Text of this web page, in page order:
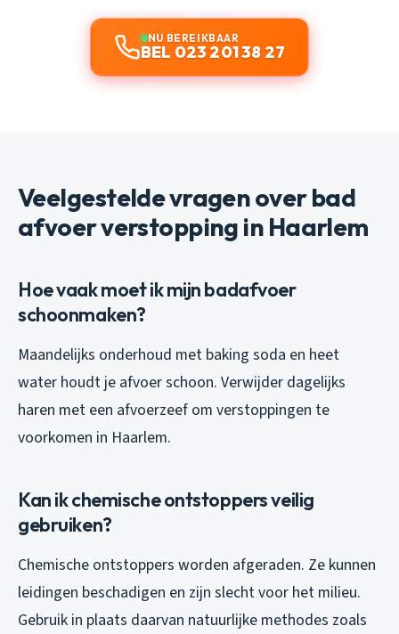
NU BEREIKBAAR
BEL 023 201 38 27
Veelgestelde vragen over bad
afvoer verstopping in Haarlem
Hoe vaak moet ik mijn badafvoer
schoonmaken?
Maandelijks onderhoud met baking soda en heet
water houdt je afvoer schoon. Verwijder dagelijks
haren met een afvoerzeef om verstoppingen te
voorkomen in Haarlem.
Kan ik chemische ontstoppers veilig
gebruiken?
Chemische ontstoppers worden afgeraden. Ze kunnen
leidingen beschadigen en zijn slecht voor het milieu.
Gebruik in plaats daarvan natuurlijke methodes zoals